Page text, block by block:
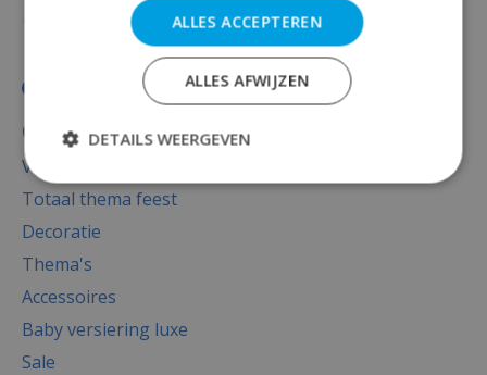
Categorieën
Versiering
Totaal thema feest
Decoratie
Thema's
Accessoires
Baby versiering luxe
Sale
ALLES ACCEPTEREN
ALLES AFWIJZEN
DETAILS WEERGEVEN